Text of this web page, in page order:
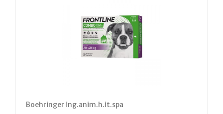
Boehringer ing.anim.h.it.spa